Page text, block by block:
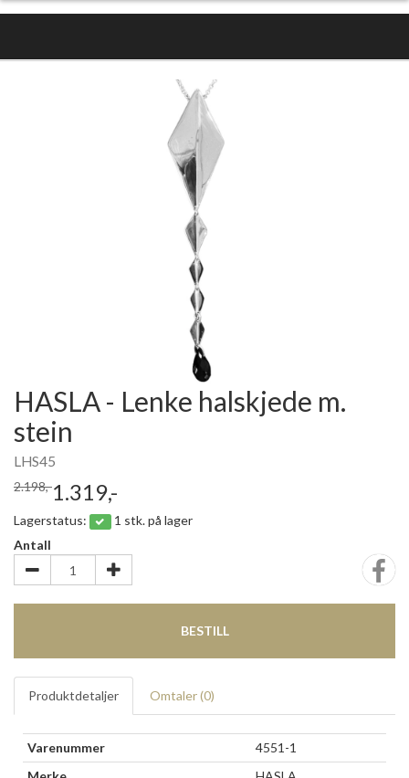
HASLA - Lenke halskjede m.
stein
LHS45
2.198,-1.319,-
Lagerstatus:
1 stk. på lager
Antall
BESTILL
Produktdetaljer Omtaler (0)
Varenummer
4551-1